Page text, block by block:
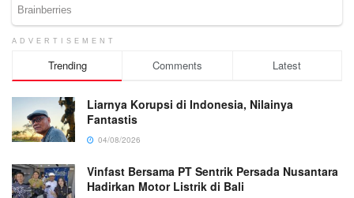
ADVERTISEMENT
Trending Comments Latest
Liarnya Korupsi di Indonesia, Nilainya
Fantastis
04/08/2026
Vinfast Bersama PT Sentrik Persada Nusantara
Hadirkan Motor Listrik di Bali